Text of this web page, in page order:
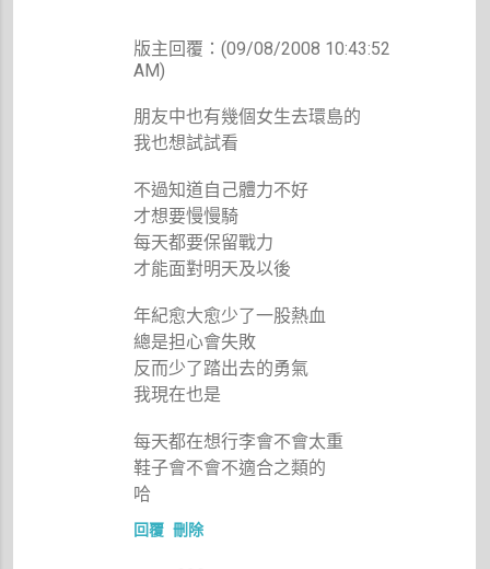
版主回覆：(09/08/2008 10:43:52
AM)
朋友中也有幾個女生去環島的
我也想試試看
不過知道自己體力不好
才想要慢慢騎
每天都要保留戰力
才能面對明天及以後
年紀愈大愈少了一股熱血
總是担心會失敗
反而少了踏出去的勇氣
我現在也是
每天都在想行李會不會太重
鞋子會不會不適合之類的
哈
回覆 刪除